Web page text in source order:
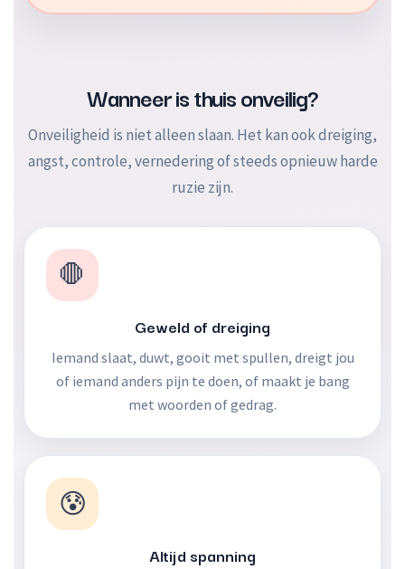
Wanneer is thuis onveilig?
Onveiligheid is niet alleen slaan. Het kan ook dreiging,
angst, controle, vernedering of steeds opnieuw harde
ruzie zijn.
🛑
Geweld of dreiging
Iemand slaat, duwt, gooit met spullen, dreigt jou
of iemand anders pijn te doen, of maakt je bang
met woorden of gedrag.
😰
Altijd spanning